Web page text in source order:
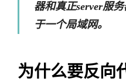
器和真正server服
于一个局域网。
为什么要反向